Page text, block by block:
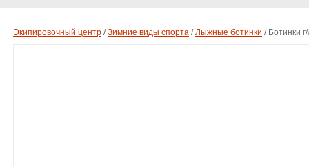
Экипировочный центр /Зимние виды спорта /Лыжные ботинки / Ботинки